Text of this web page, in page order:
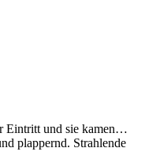
Eintritt und sie kamen…
plappernd. Strahlende